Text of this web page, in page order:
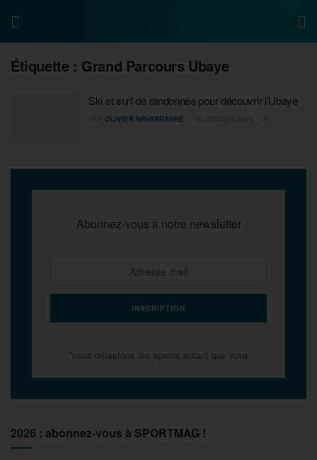
Étiquette : Grand Parcours Ubaye
Ski et surf de randonnée pour découvrir l’Ubaye
OLIVIER NAVARRANNE
Abonnez-vous à notre newsletter
*nous détestons les spams autant que vous
2026 : abonnez-vous à SPORTMAG !